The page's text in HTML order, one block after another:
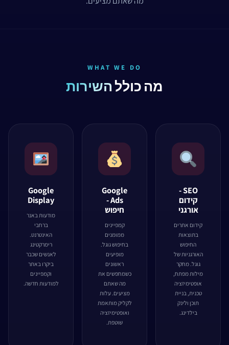
WHAT WE DO
מה כולל השירות
SEO -
קידום
אורגני
קידום אתרים
בתוצאות
החיפוש
האורגניות של
גוגל. מחקר
מילות מפתח,
אופטימיזציה
טכנית, בניית
תוכן ולינק
בילדינג.
Google
Ads -
חיפוש
קמפיינים
ממומנים
בחיפוש גוגל.
מופיעים
ראשונים
כשמחפשים את
מה שאתם
מציעים. עלות
לקליק מותאמת
ואופטימיזציה
שוטפת.
Google
Display
מודעות באנר
ברחבי
האינטרנט.
רימרקטינג
לאנשים שכבר
ביקרו באתר
וקמפיינים
למודעות חדשה.